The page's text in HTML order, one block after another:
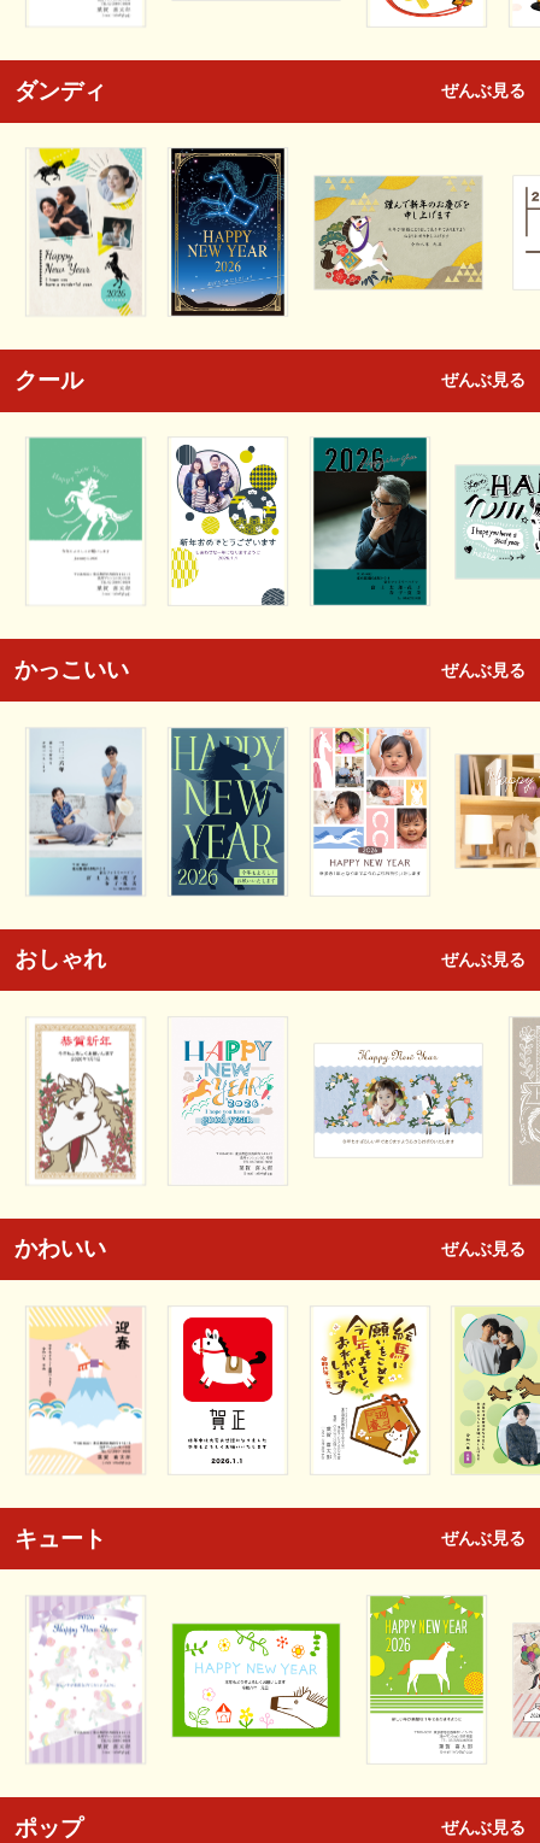
ダンディ ぜんぶ見る
クール ぜんぶ見る
かっこいい ぜんぶ見る
おしゃれ ぜんぶ見る
かわいい ぜんぶ見る
キュート ぜんぶ見る
ポップ ぜんぶ見る